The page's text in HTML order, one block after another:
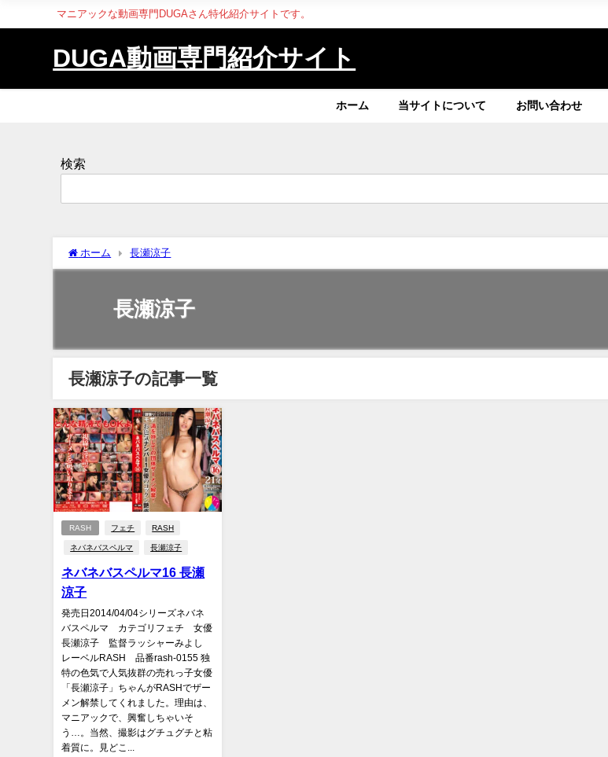
マニアックな動画専門DUGAさん特化紹介サイトです。
DUGA動画専門紹介サイト
ホーム 当サイトについて お問い合わせ
検索
ホーム 長瀬涼子
長瀬涼子
長瀬涼子の記事一覧
RASH フェチ RASH
ネバネバスペルマ 長瀬涼子
ネバネバスペルマ16 長瀬
涼子
発売日2014/04/04シリーズネバネ
バスペルマ カテゴリフェチ 女優
長瀬涼子 監督ラッシャーみよし
レーベルRASH 品番rash-0155 独
特の色気で人気抜群の売れっ子女優
「長瀬涼子」ちゃんがRASHでザー
メン解禁してくれました。理由は、
マニアックで、興奮しちゃいそ
う…。当然、撮影はグチュグチと粘
着質に。見どこ...